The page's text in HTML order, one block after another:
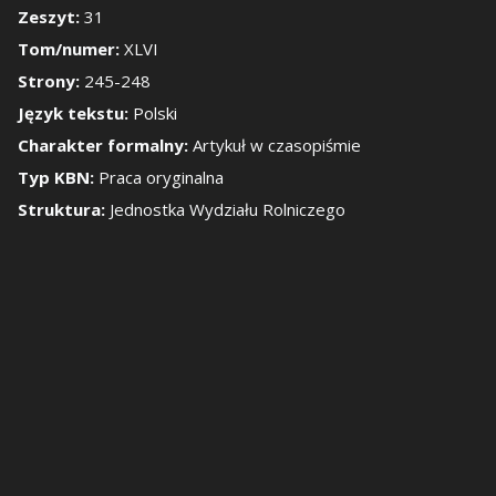
Ukryj panel
Zeszyt:31
Tom/numer:XLVI
Strony: 245-248
Język tekstu: Polski
Charakter formalny:Artykuł w czasopiśmie
Typ KBN: Praca oryginalna
Struktura: Jednostka Wydziału Rolniczego